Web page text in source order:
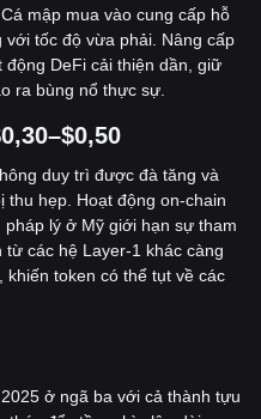
mập mua vào cung cấp hỗ
tốc độ vừa phải. Nâng cấp
DeFi cải thiện dần, giữ
ra bùng nổ thực sự.
duy trì được đà tăng và
thu hẹp. Hoạt động on-chain
lý ở Mỹ giới hạn sự tham
các hệ Layer-1 khác càng
khiến token có thể tụt về các
ở ngã ba với cả thành tựu